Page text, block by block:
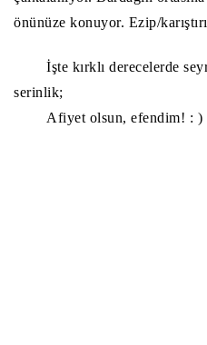
önünüze konuyor. Ezip/
İşte kırklı derecelerde
serinlik;
Afiyet olsun, efendim! : )